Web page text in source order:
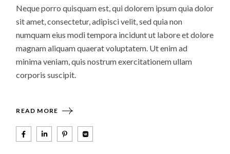
Neque porro quisquam est, qui dolorem ipsum quia dolor
sit amet, consectetur, adipisci velit, sed quia non
numquam eius modi tempora incidunt ut labore et dolore
magnam aliquam quaerat voluptatem. Ut enim ad
minima veniam, quis nostrum exercitationem ullam
corporis suscipit.
READ MORE